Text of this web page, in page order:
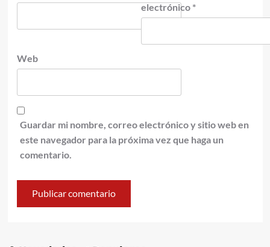
electrónico *
Web
Guardar mi nombre, correo electrónico y sitio web en
este navegador para la próxima vez que haga un
comentario.